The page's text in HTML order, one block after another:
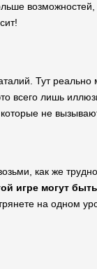
Тут реально
всего лишь
не
как же
игре могут
на одном